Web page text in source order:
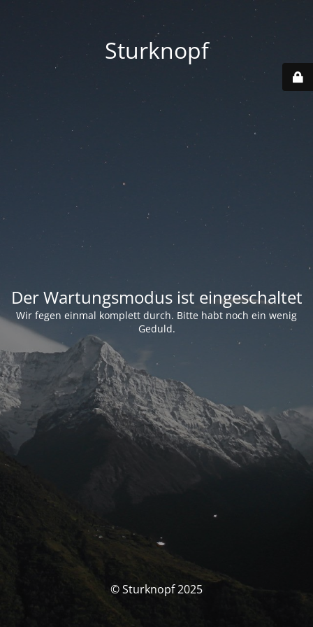
Sturknopf
Der Wartungsmodus ist eingeschaltet
Wir fegen einmal komplett durch. Bitte habt noch ein wenig
Geduld.
© Sturknopf 2025